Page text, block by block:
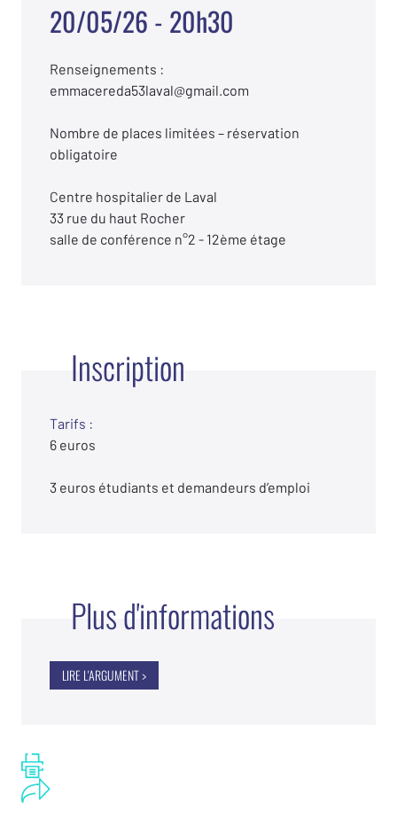
20/05/26 - 20h30
Renseignements :
emmacereda53laval@gmail.com
Nombre de places limitées – réservation
obligatoire
Centre hospitalier de Laval
33 rue du haut Rocher
salle de conférence n°2 - 12ème étage
Inscription
Tarifs :
6 euros
3 euros étudiants et demandeurs d’emploi
Plus d'informations
LIRE L'ARGUMENT >